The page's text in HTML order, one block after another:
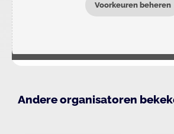
Voorkeuren beheren
Andere organisatoren